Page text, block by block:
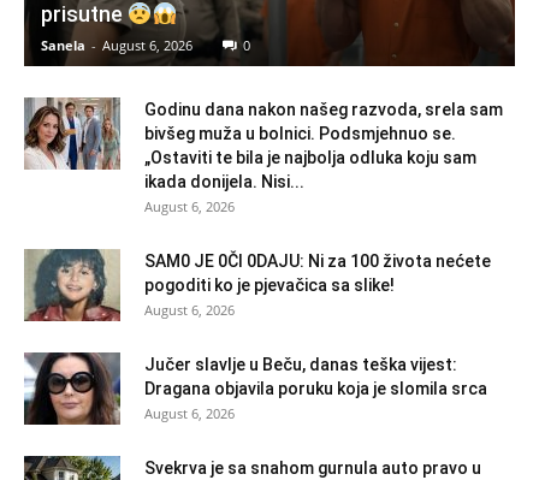
prisutne
Sanela - August 6, 2026 0
Godinu dana nakon našeg razvoda, srela sam
bivšeg muža u bolnici. Podsmjehnuo se.
„Ostaviti te bila je najbolja odluka koju sam
ikada donijela. Nisi...
August 6, 2026
SAM0 JE 0Čl 0DAJU: Ni za 100 života nećete
pogoditi ko je pjevačica sa slike!
August 6, 2026
Jučer slavlje u Beču, danas teška vijest:
Dragana objavila poruku koja je slomila srca
August 6, 2026
Svekrva je sa snahom gurnula auto pravo u